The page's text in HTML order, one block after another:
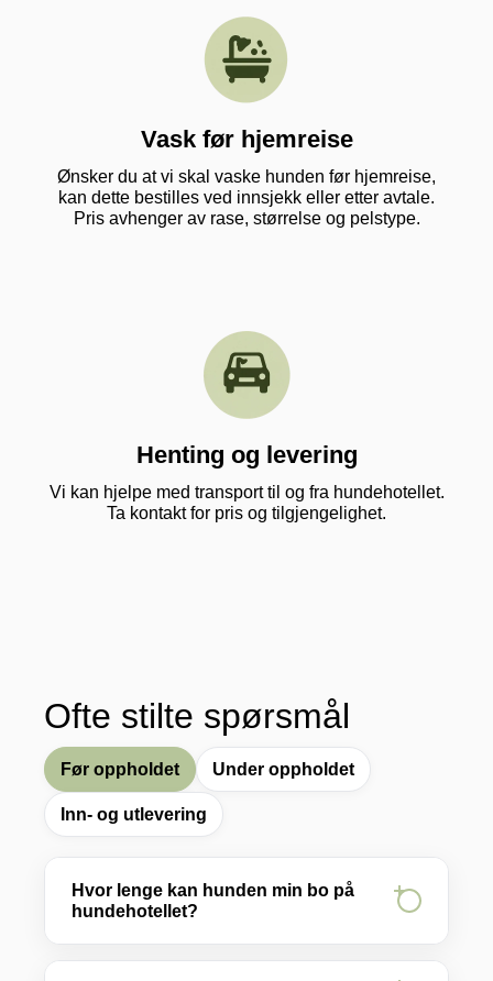
Vask før hjemreise
Ønsker du at vi skal vaske hunden før hjemreise,
kan dette bestilles ved innsjekk eller etter avtale.
Pris avhenger av rase, størrelse og pelstype.
Henting og levering
Vi kan hjelpe med transport til og fra hundehotellet.
Ta kontakt for pris og tilgjengelighet.
Ofte stilte spørsmål
Før oppholdet Under oppholdet
Inn- og utlevering
Hvor lenge kan hunden min bo på
hundehotellet?